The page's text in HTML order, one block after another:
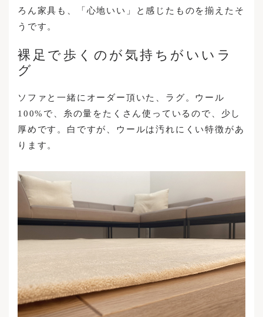
ろん家具も、「心地いい」と感じたものを揃えたそ
うです。
裸足で歩くのが気持ちがいいラ
グ
ソファと一緒にオーダー頂いた、ラグ。ウール
100%で、糸の量をたくさん使っているので、少し
厚めです。白ですが、ウールは汚れにくい特徴があ
ります。